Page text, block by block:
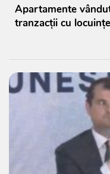
Apartamente
tranzacții cu